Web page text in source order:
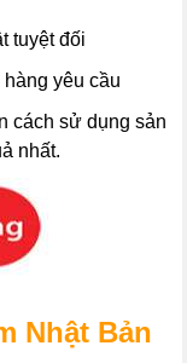
tuyệt đối
yêu cầu
cách sử dụng sản
nhất.
Nhật Bản